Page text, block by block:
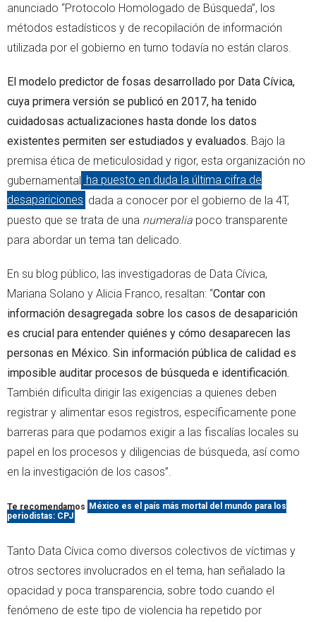
anunciado “Protocolo Homologado de Búsqueda”, los
métodos estadísticos y de recopilación de información
utilizada por el gobierno en turno todavía no están claros.
El modelo predictor de fosas desarrollado por Data Cívica,
cuya primera versión se publicó en 2017, ha tenido
cuidadosas actualizaciones hasta donde los datos
existentes permiten ser estudiados y evaluados. Bajo la
premisa ética de meticulosidad y rigor, esta organización no
gubernamental ha puesto en duda la última cifra de
desapariciones dada a conocer por el gobierno de la 4T,
puesto que se trata de una numeralia poco transparente
para abordar un tema tan delicado.
En su blog público, las investigadoras de Data Cívica,
Mariana Solano y Alicia Franco, resaltan: “Contar con
información desagregada sobre los casos de desaparición
es crucial para entender quiénes y cómo desaparecen las
personas en México. Sin información pública de calidad es
imposible auditar procesos de búsqueda e identificación.
También dificulta dirigir las exigencias a quienes deben
registrar y alimentar esos registros, específicamente pone
barreras para que podamos exigir a las fiscalías locales su
papel en los procesos y diligencias de búsqueda, así como
en la investigación de los casos”.
Te recomendamos México es el país más mortal del mundo para los
periodistas: CPJ
Tanto Data Cívica como diversos colectivos de víctimas y
otros sectores involucrados en el tema, han señalado la
opacidad y poca transparencia, sobre todo cuando el
fenómeno de este tipo de violencia ha repetido por